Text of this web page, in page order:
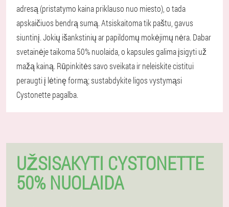
adresą (pristatymo kaina priklauso nuo miesto), o tada
apskaičiuos bendrą sumą. Atsiskaitoma tik paštu, gavus
siuntinį. Jokių išankstinių ar papildomų mokėjimų nėra. Dabar
svetainėje taikoma 50% nuolaida, o kapsules galima įsigyti už
mažą kainą. Rūpinkitės savo sveikata ir neleiskite cistitui
peraugti į lėtinę formą; sustabdykite ligos vystymąsi
Cystonette pagalba.
UŽSISAKYTI CYSTONETTE
50% NUOLAIDA